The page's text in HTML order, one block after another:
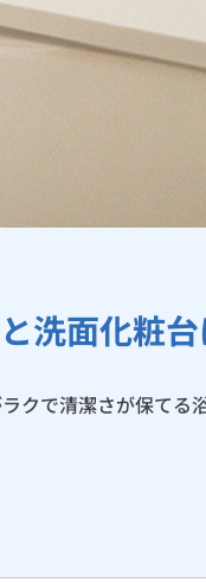
洗面化粧台
で清潔さが保てる